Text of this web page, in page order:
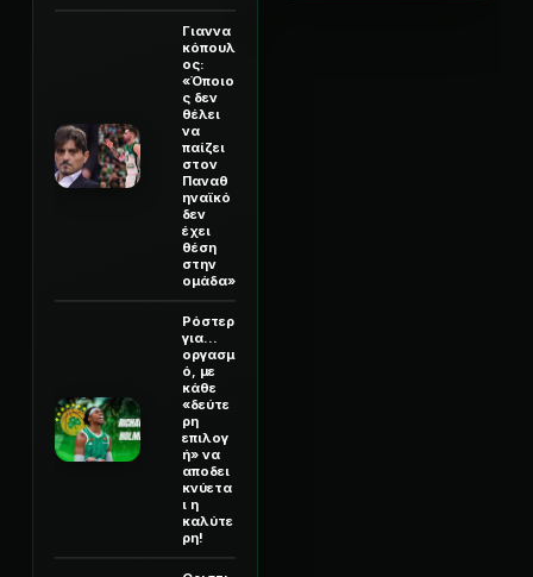
Γιαννα
κόπουλ
ος:
«Όποιο
ς δεν
θέλει
να
παίζει
στον
Παναθ
ηναϊκό
δεν
έχει
θέση
στην
ομάδα»
Ρόστερ
για...
οργασμ
ό, με
κάθε
«δεύτε
ρη
επιλογ
ή» να
αποδει
κνύετα
ι η
καλύτε
ρη!